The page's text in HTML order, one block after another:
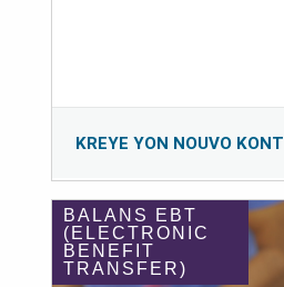
KREYE YON NOUVO KONT
BALANS EBT
(ELECTRONIC
BENEFIT
TRANSFER)